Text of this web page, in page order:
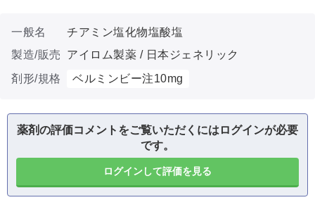
一般名
チアミン塩化物塩酸塩
製造/販売
アイロム製薬 / 日本ジェネリック
剤形/規格
ベルミンビー注10mg
薬剤の評価コメントをご覧いただくにはログインが必要
です。
ログインして評価を見る